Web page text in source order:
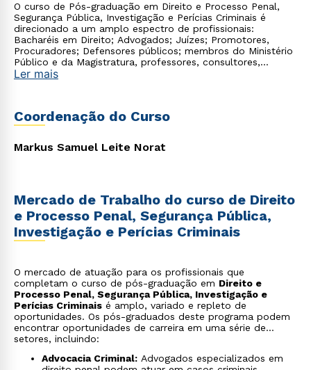
O curso de Pós-graduação em Direito e Processo Penal,
Segurança Pública, Investigação e Perícias Criminais é
direcionado a um amplo espectro de profissionais:
Bacharéis em Direito; Advogados; Juízes; Promotores,
Procuradores; Defensores públicos; membros do Ministério
Público e da Magistratura, professores, consultores,
servidores públicos e demais profissionais que buscam
Ler mais
Coordenação do Curso
Markus Samuel Leite Norat
Mercado de Trabalho do curso de Direito
e Processo Penal, Segurança Pública,
Investigação e Perícias Criminais
O mercado de atuação para os profissionais que
completam o curso de pós-graduação em Direito e
Processo Penal, Segurança Pública, Investigação e
Perícias Criminais é amplo, variado e repleto de
oportunidades. Os pós-graduados deste programa podem
encontrar oportunidades de carreira em uma série de
setores, incluindo:
Advocacia Criminal: Advogados especializados em